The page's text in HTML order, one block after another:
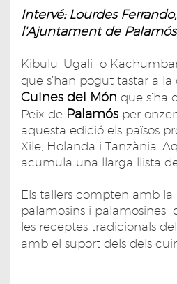
Intervé: Lourdes
l'Ajuntament de Palamós
Kibulu, Ugali o
que s’han pogut tastar a la
Cuines del Món que s’ha
Peix de Palamós per
aquesta edició els països
Xile, Holanda i Tanzània.
acumula una llarga llista
Els tallers compten amb
palamosins i palamosines
les receptes tradicionals
amb el suport dels dels